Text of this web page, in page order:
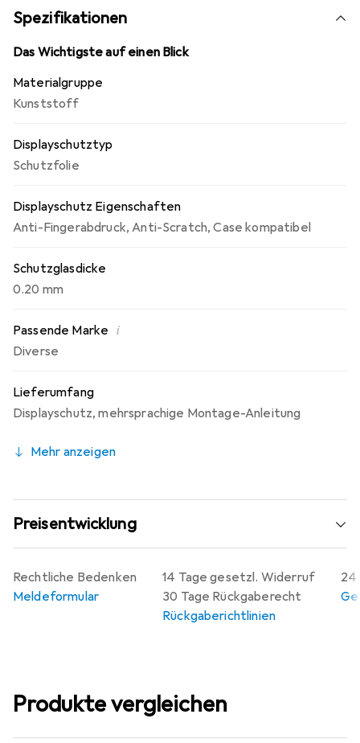
Fingerprint-Beschichtung dafür sorgt, dass
Fingerabdrücke und Schmutz minimiert werden. Die
Montage ist einfach und blasenfrei, und die Folie lässt sich
jährige Herstellergarantie angeboten, was die Qualität
und Langlebigkeit des Produkts unterstreicht.
zuverlässige Wahl für alle, die ihre Smartwatch optimal
schützen möchten.
Spezifikationen
Das Wichtigste auf einen Blick
Materialgruppe
Kunststoff
Displayschutztyp
Schutzfolie
Displayschutz Eigenschaften
Anti-Fingerabdruck,Anti-Scratch,Case kompatibel
Schutzglasdicke
0.20 mm
Passende Marke i
Diverse
Lieferumfang
Displayschutz,mehrsprachige Montage-Anleitung
Mehr anzeigen
Preisentwicklung
14 Tage gesetzl. Widerruf
30 Tage Rückgaberecht
Rückgaberichtlinien
24
Rechtliche Bedenken
Meldeformular
Produkte vergleichen